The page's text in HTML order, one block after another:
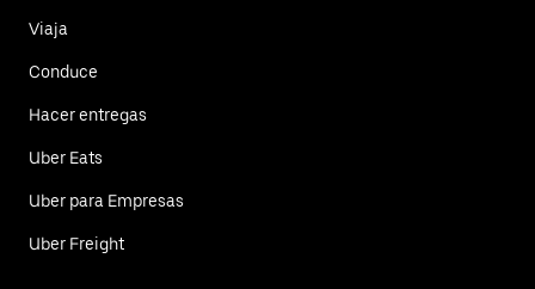
Viaja
Conduce
Hacer entregas
Uber Eats
Uber para Empresas
Uber Freight